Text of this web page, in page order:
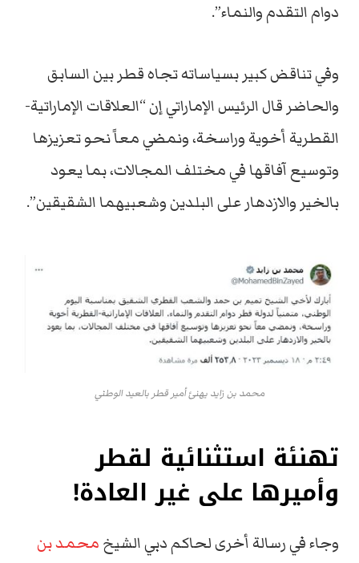
دوام التقدم والنماء”.
وفي تناقض كبير بسياساته تجاه قطر بين السابق
والحاضر قال الرئيس الإماراتي إن “العلاقات الإماراتية-
القطرية أخوية وراسخة، ونمضي معاً نحو تعزيزها
وتوسيع آفاقها في مختلف المجالات، بما يعود
بالخير والازدهار على البلدين وشعبيهما الشقيقين”.
محمد بن زايد يهنئ أمير قطر بالعيد الوطني
تهنئة استثنائية لقطر
وأميرها على غير العادة!
وجاء في رسالة أخرى لحاكم دبي الشيخ محمد بن